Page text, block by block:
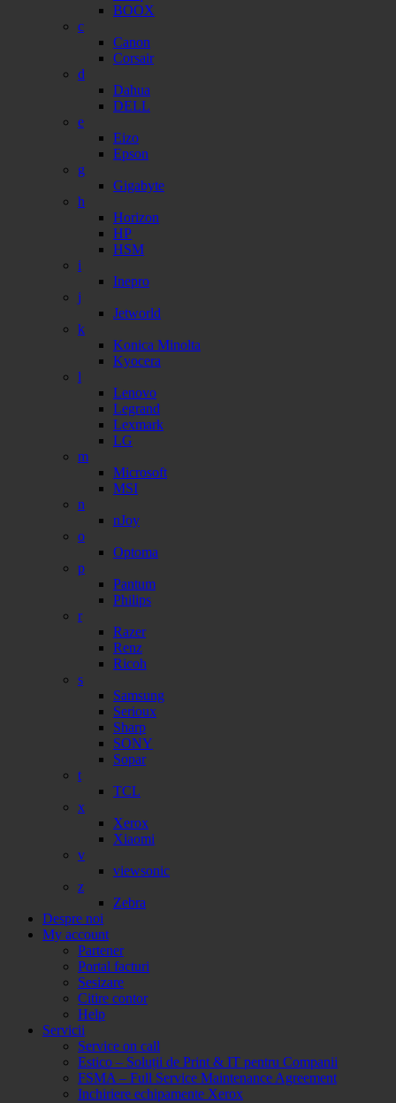
BOOX
c
Canon
Corsair
d
Dahua
DELL
e
Eizo
Epson
g
Gigabyte
h
Horizon
HP
HSM
i
Inepro
j
Jetworld
k
Konica Minolta
Kyocera
l
Lenovo
Legrand
Lexmark
LG
m
Microsoft
MSI
n
nJoy
o
Optoma
p
Pantum
Philips
r
Razer
Renz
Ricoh
s
Samsung
Serioux
Sharp
SONY
Sopar
t
TCL
x
Xerox
Xiaomi
v
viewsonic
z
Zebra
Despre noi
My account
Partener
Portal facturi
Sesizare
Citire contor
Help
Servicii
Service on call
Estico – Soluții de Print & IT pentru Companii
FSMA – Full Service Maintenance Agreement
Inchiriere echipamente Xerox